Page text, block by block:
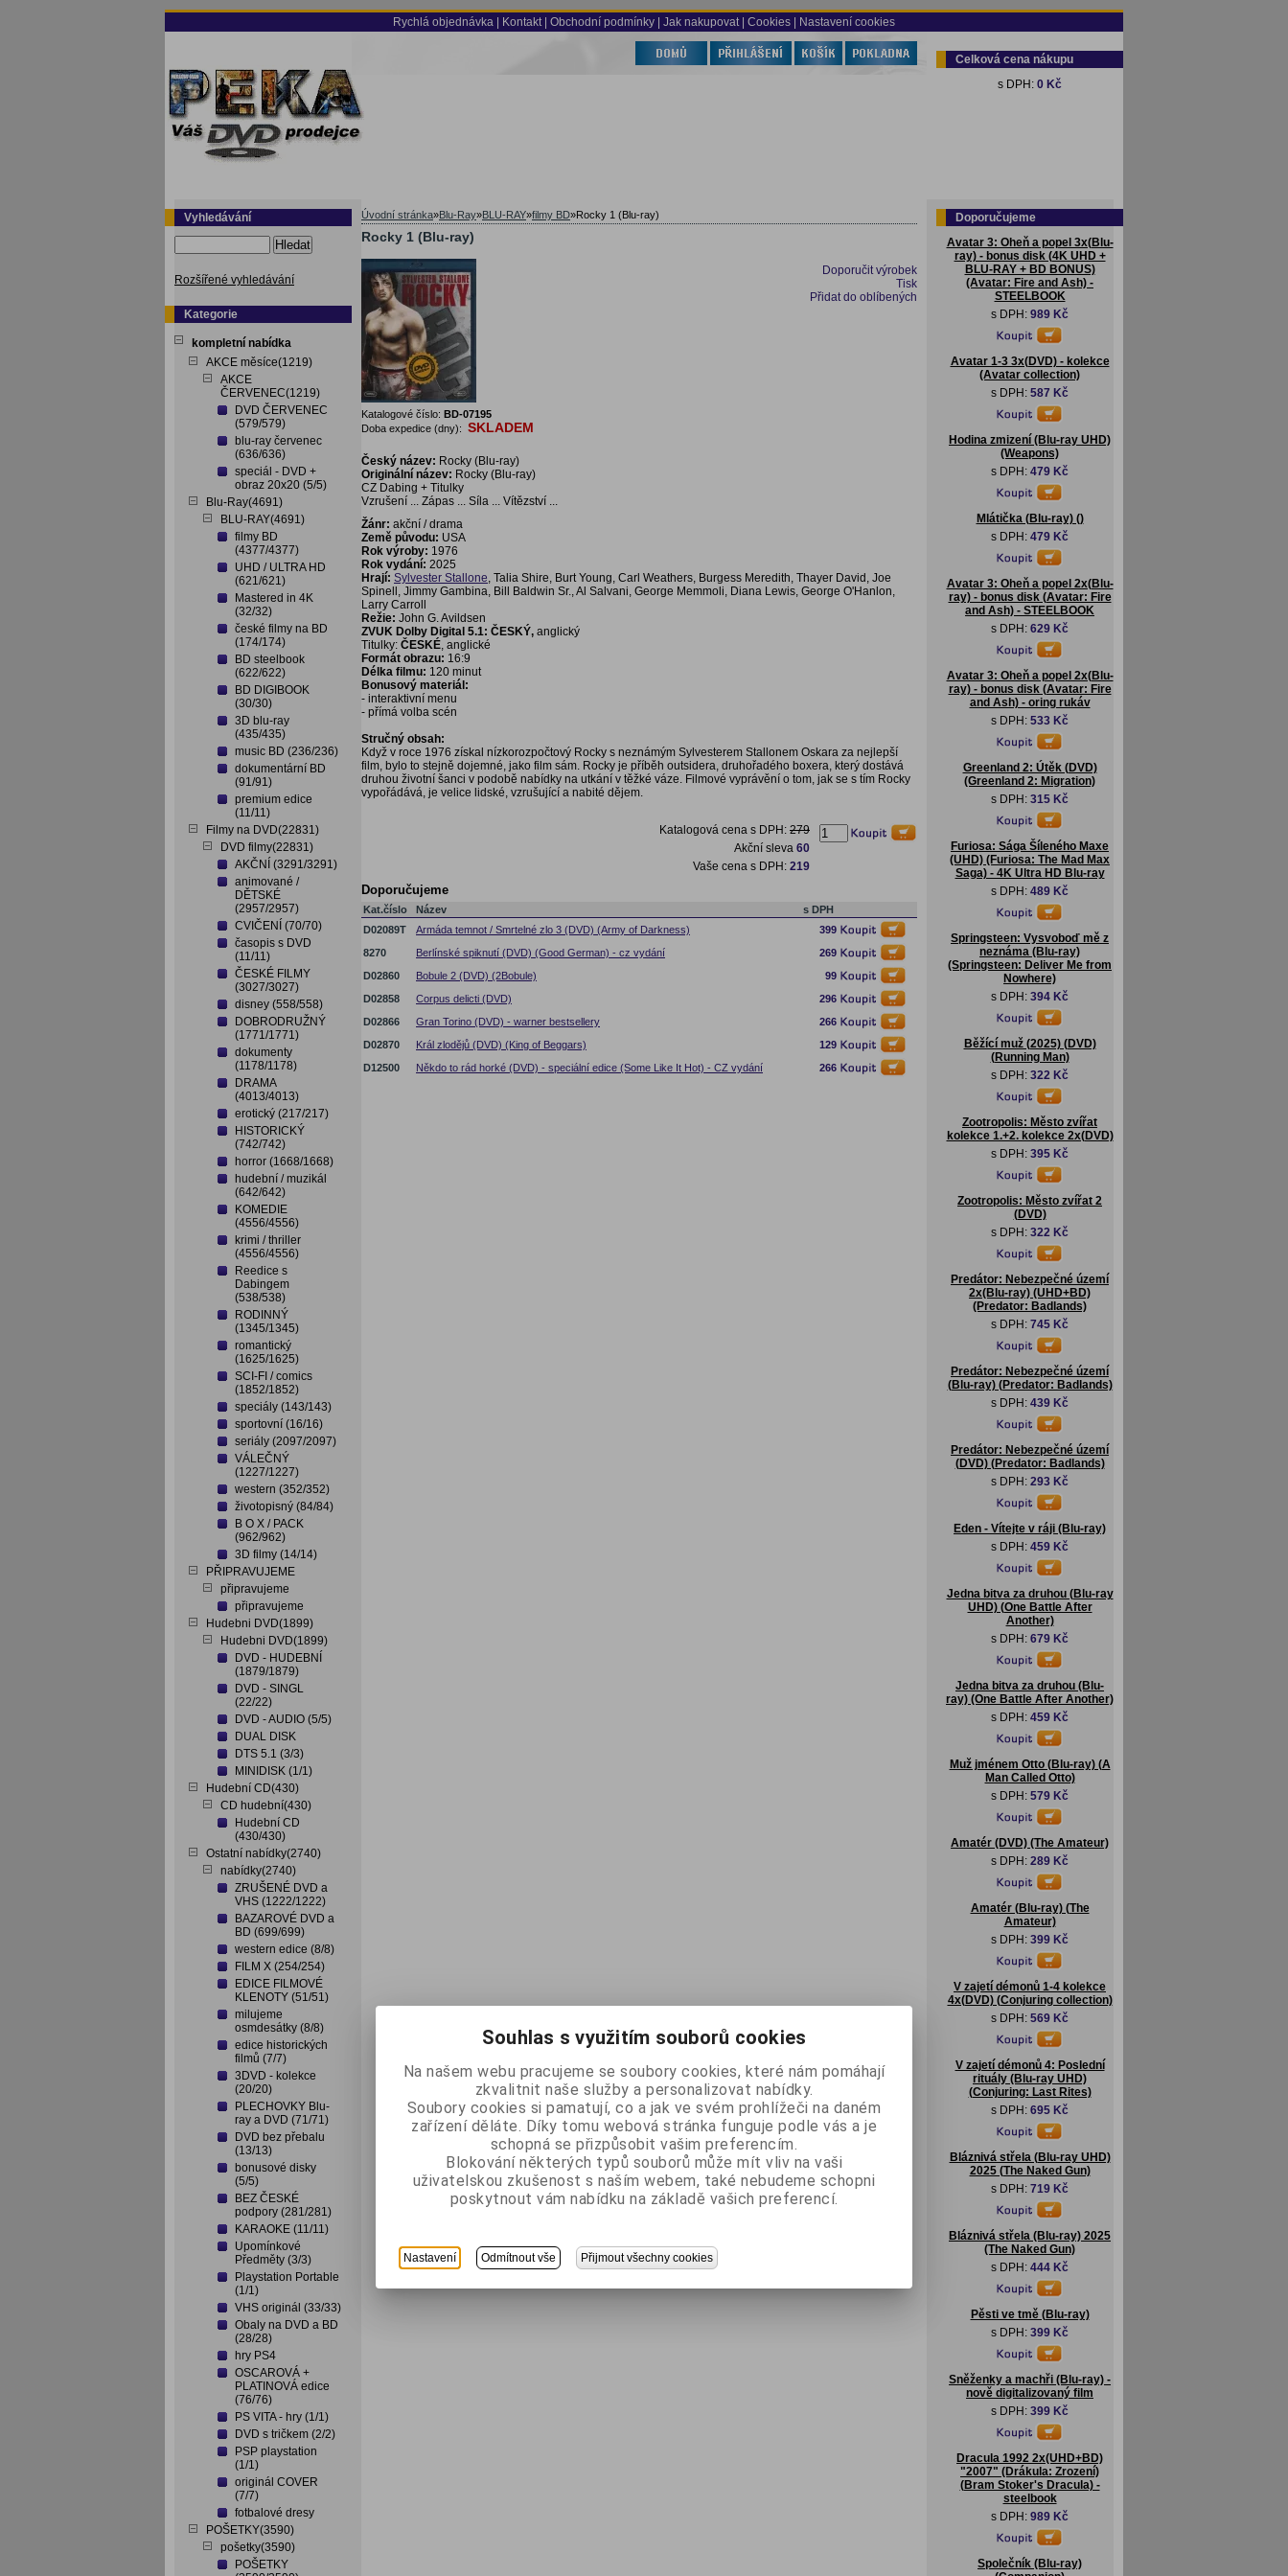
Rychlá objednávka Kontakt Obchodní podmínky Jak nakupovat | Cookies | Nastavení cookies
Celková cena nákupu
s DPH: 0 Kč
Vyhledávání
Hledat
Rozšířené vyhledávání
Kategorie
kompletní nabídka
AKCE měsíce(1219)
AKCE
ČERVENEC(1219)
DVD ČERVENEC
(579/579)
blu-ray červenec
(636/636)
speciál - DVD +
obraz 20x20 (5/5)
Blu-Ray(4691)
BLU-RAY(4691)
filmy BD
(4377/4377)
UHD / ULTRA HD
(621/621)
Mastered in 4K
(32/32)
české filmy na BD
(174/174)
BD steelbook
(622/622)
BD DIGIBOOK
(30/30)
3D blu-ray
(435/435)
music BD (236/236)
dokumentární BD
(91/91)
premium edice
(11/11)
Filmy na DVD(22831)
DVD filmy(22831)
AKČNÍ (3291/3291)
animované /
DĚTSKÉ
(2957/2957)
CVIČENÍ (70/70)
časopis s DVD
(11/11)
ČESKÉ FILMY
(3027/3027)
disney (558/558)
DOBRODRUŽNÝ
(1771/1771)
dokumenty
(1178/1178)
DRAMA
(4013/4013)
erotický (217/217)
HISTORICKÝ
(742/742)
horror (1668/1668)
hudební / muzikál
(642/642)
KOMEDIE
(4556/4556)
krimi / thriller
(4556/4556)
Reedice s
Dabingem
(538/538)
RODINNÝ
(1345/1345)
romantický
(1625/1625)
SCI-FI / comics
(1852/1852)
speciály (143/143)
sportovní (16/16)
seriály (2097/2097)
VÁLEČNÝ
(1227/1227)
western (352/352)
životopisný (84/84)
B O X / PACK
(962/962)
3D filmy (14/14)
PŘIPRAVUJEME
připravujeme
připravujeme
Hudebni DVD(1899)
Hudebni DVD(1899)
DVD - HUDEBNÍ
(1879/1879)
DVD - SINGL
(22/22)
DVD - AUDIO (5/5)
DUAL DISK
DTS 5.1 (3/3)
MINIDISK (1/1)
Hudební CD(430)
CD hudební(430)
Hudební CD
(430/430)
Ostatní nabídky(2740)
nabídky(2740)
ZRUŠENÉ DVD a
VHS (1222/1222)
BAZAROVÉ DVD a
BD (699/699)
western edice (8/8)
FILM X (254/254)
EDICE FILMOVÉ
KLENOTY (51/51)
milujeme
osmdesátky (8/8)
edice historických
filmů (7/7)
3DVD - kolekce
(20/20)
PLECHOVKY Blu-
ray a DVD (71/71)
DVD bez přebalu
(13/13)
bonusové disky
(5/5)
BEZ ČESKÉ
podpory (281/281)
KARAOKE (11/11)
Upomínkové
Předměty (3/3)
Playstation Portable
(1/1)
VHS originál (33/33)
Obaly na DVD a BD
(28/28)
hry PS4
OSCAROVÁ +
PLATINOVÁ edice
(76/76)
PS VITA - hry (1/1)
DVD s tričkem (2/2)
PSP playstation
(1/1)
originál COVER
(7/7)
fotbalové dresy
POŠETKY(3590)
pošetky(3590)
POŠETKY
Úvodní stránka»Blu-Ray»BLU-RAY»filmy BD»Rocky 1 (Blu-ray)
Rocky 1 (Blu-ray)
Doporučit výrobek
Tisk
Přidat do oblíbených
Katalogové číslo: BD-07195
Doba expedice (dny): SKLADEM
Český název: Rocky (Blu-ray)
Originální název: Rocky (Blu-ray)
CZ Dabing + Titulky
Vzrušení ... Zápas ... Síla ... Vítězství ...
Žánr: akční / drama
Země původu: USA
Rok výroby: 1976
Rok vydání: 2025
Hrají: Sylvester Stallone, Talia Shire, Burt Young, Carl Weathers, Burgess Meredith, Thayer David, Joe
Spinell, Jimmy Gambina, Bill Baldwin Sr., Al Salvani, George Memmoli, Diana Lewis, George O'Hanlon,
Larry Carroll
Režie: John G. Avildsen
ZVUK Dolby Digital 5.1: ČESKÝ, anglický
Titulky: ČESKÉ, anglické
Formát obrazu: 16:9
Délka filmu: 120 minut
Bonusový materiál:
- interaktivní menu
- přímá volba scén
Stručný obsah:
Když v roce 1976 získal nízkorozpočtový Rocky s neznámým Sylvesterem Stallonem Oskara za nejlepší
film, bylo to stejně dojemné, jako film sám. Rocky je příběh outsidera, druhořadého boxera, který dostává
druhou životní šanci v podobě nabídky na utkání v těžké váze. Filmové vyprávění o tom, jak se s tím Rocky
vypořádává, je velice lidské, vzrušující a nabité dějem.
Katalogová cena s DPH: 279
Akční sleva 60
Vaše cena s DPH: 219
Doporučujeme
Kat.číslo Název
s DPH
D02089T
Armáda temnot / Smrtelné zlo 3 (DVD) (Army of Darkness)
399
8270
Berlínské spiknutí (DVD) (Good German) - cz vydání
269
D02860
Bobule 2 (DVD) (2Bobule)
99
D02858
Corpus delicti (DVD)
296
D02866
Gran Torino (DVD) - warner bestsellery
266
D02870
Král zlodějů (DVD) (King of Beggars)
129
D12500
Někdo to rád horké (DVD) - speciální edice (Some Like It Hot) - CZ vydání 266
Doporučujeme
Avatar 3: Oheň a popel 3x(Blu-
ray) - bonus disk (4K UHD +
BLU-RAY + BD BONUS)
(Avatar: Fire and Ash) -
STEELBOOK
s DPH: 989 Kč
Avatar 1-3 3x(DVD) - kolekce
(Avatar collection)
s DPH: 587 Kč
Hodina zmizení (Blu-ray UHD)
(Weapons)
s DPH: 479 Kč
Mlátička (Blu-ray) ()
s DPH: 479 Kč
Avatar 3: Oheň a popel 2x(Blu-
ray) - bonus disk (Avatar: Fire
and Ash) - STEELBOOK
s DPH: 629 Kč
Avatar 3: Oheň a popel 2x(Blu-
ray) - bonus disk (Avatar: Fire
and Ash) - oring rukáv
s DPH: 533 Kč
Greenland 2: Útěk (DVD)
(Greenland 2: Migration)
s DPH: 315 Kč
Furiosa: Sága Šíleného Maxe
(UHD) (Furiosa: The Mad Max
Saga) - 4K Ultra HD Blu-ray
s DPH: 489 Kč
Springsteen: Vysvoboď mě z
neznáma (Blu-ray)
(Springsteen: Deliver Me from
Nowhere)
s DPH: 394 Kč
Běžící muž (2025) (DVD)
(Running Man)
s DPH: 322 Kč
Zootropolis: Město zvířat
kolekce 1.+2. kolekce 2x(DVD)
s DPH: 395 Kč
Zootropolis: Město zvířat 2
(DVD)
s DPH: 322 Kč
Predátor: Nebezpečné území
2x(Blu-ray) (UHD+BD)
(Predator: Badlands)
s DPH: 745 Kč
Predátor: Nebezpečné území
(Blu-ray) (Predator: Badlands)
s DPH: 439 Kč
Predátor: Nebezpečné území
(DVD) (Predator: Badlands)
s DPH: 293 Kč
Eden - Vítejte v ráji (Blu-ray)
s DPH: 459 Kč
Jedna bitva za druhou (Blu-ray
UHD) (One Battle After
Another)
s DPH: 679 Kč
Jedna bitva za druhou (Blu-
ray) (One Battle After Another)
s DPH: 459 Kč
Muž jménem Otto (Blu-ray) (A
Man Called Otto)
s DPH: 579 Kč
Amatér (DVD) (The Amateur)
s DPH: 289 Kč
Amatér (Blu-ray) (The
Amateur)
s DPH: 399 Kč
V zajetí démonů 1-4 kolekce
4x(DVD) (Conjuring collection)
s DPH: 569 Kč
V zajetí démonů 4: Poslední
rituály (Blu-ray UHD)
(Conjuring: Last Rites)
s DPH: 695 Kč
Bláznivá střela (Blu-ray UHD)
2025 (The Naked Gun)
s DPH: 719 Kč
Bláznivá střela (Blu-ray) 2025
(The Naked Gun)
s DPH: 444 Kč
Pěsti ve tmě (Blu-ray)
s DPH: 399 Kč
Sněženky a machři (Blu-ray) -
nově digitalizovaný film
s DPH: 399 Kč
Dracula 1992 2x(UHD+BD)
"2007" (Drákula: Zrození)
(Bram Stoker's Dracula) -
steelbook
s DPH: 989 Kč
Společník (Blu-ray)
Souhlas s využitím souborů cookies
Na našem webu pracujeme se soubory cookies, které nám pomáhají
zkvalitnit naše služby a personalizovat nabídky.
Soubory cookies si pamatují, co a jak ve svém prohlížeči na daném
zařízení děláte. Díky tomu webová stránka funguje podle vás a je
schopná se přizpůsobit vašim preferencím.
Blokování některých typů souborů může mít vliv na vaši
uživatelskou zkušenost s naším webem, také nebudeme schopni
poskytnout vám nabídku na základě vašich preferencí.
Nastavení Odmítnout vše Přijmout všechny cookies